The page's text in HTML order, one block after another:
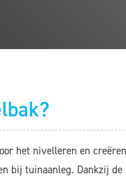
het nivelleren en
bij tuinaanleg. Dankzij